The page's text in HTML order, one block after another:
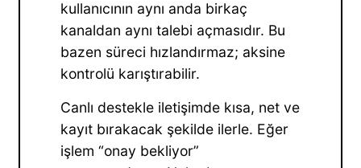
kullanıcının aynı anda birkaç
kanaldan aynı talebi açmasıdır. Bu
bazen süreci hızlandırmaz; aksine
kontrolü karıştırabilir.
Canlı destekle iletişimde kısa, net ve
kayıt bırakacak şekilde ilerle. Eğer
işlem “onay bekliyor”